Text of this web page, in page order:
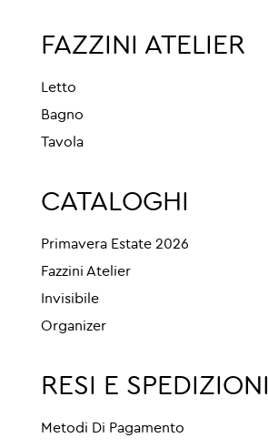
FAZZINI ATELIER
Letto
Bagno
Tavola
CATALOGHI
Primavera Estate 2026
Fazzini Atelier
Invisibile
Organizer
RESI E SPEDIZIONI
Metodi Di Pagamento